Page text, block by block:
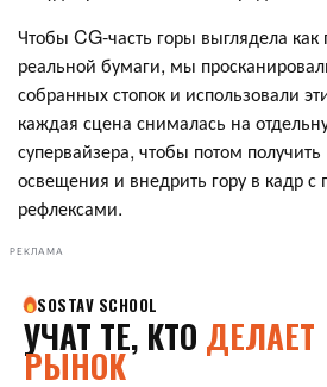
Чтобы CG-часть горы выглядела
реальной бумаги, мы
собранных стопок и использовали
каждая сцена снималась на
супервайзера, чтобы потом
освещения и внедрить гору в кадр
рефлексами.
РЕКЛАМА